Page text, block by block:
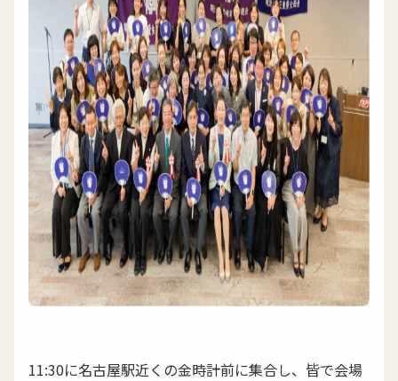
11:30に名古屋駅近くの金時計前に集合し、皆で会場